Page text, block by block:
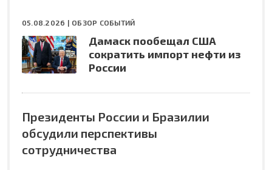
05.08.2026 | ОБЗОР СОБЫТИЙ
Дамаск пообещал США
сократить импорт нефти из
России
Президенты России и Бразилии
обсудили перспективы
сотрудничества